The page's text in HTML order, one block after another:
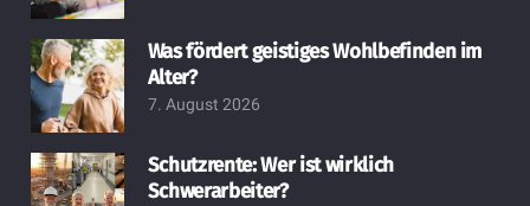
Was fördert geistiges Wohlbefinden im
Alter?
7. August 2026
Schutzrente: Wer ist wirklich
Schwerarbeiter?